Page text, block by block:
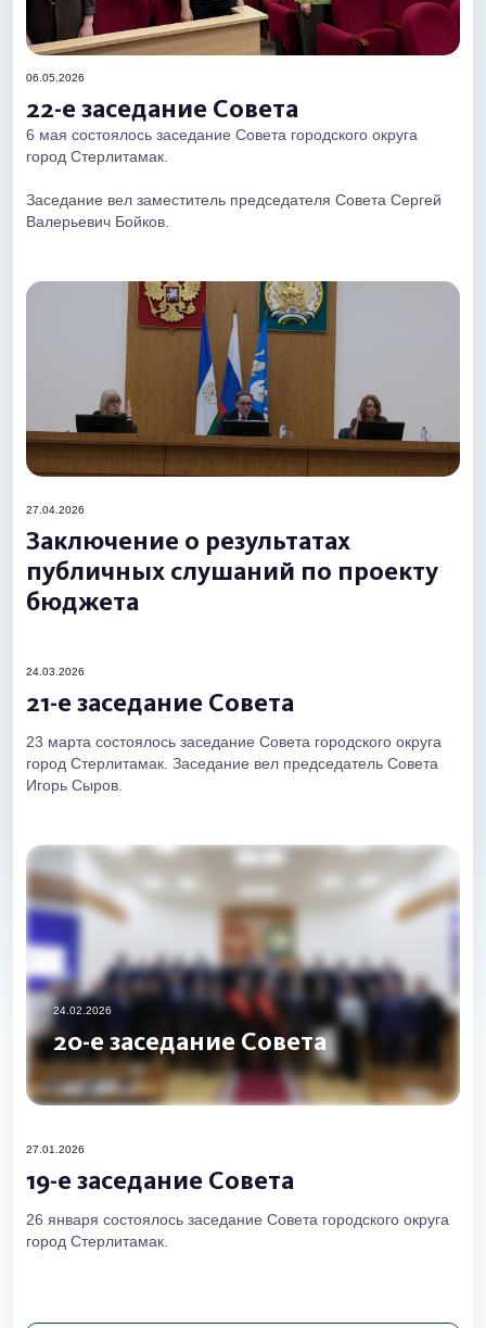
06.05.2026
22-е заседание Совета
6 мая состоялось заседание Совета городского округа
город Стерлитамак.
Заседание вел заместитель председателя Совета Сергей
Валерьевич Бойков.
27.04.2026
Заключение о результатах
публичных слушаний по проекту
бюджета
24.03.2026
21-е заседание Совета
23 марта состоялось заседание Совета городского округа
город Стерлитамак. Заседание вел председатель Совета
Игорь Сыров.
24.02.2026
20-е заседание Совета
27.01.2026
19-е заседание Совета
26 января состоялось заседание Совета городского округа
город Стерлитамак.